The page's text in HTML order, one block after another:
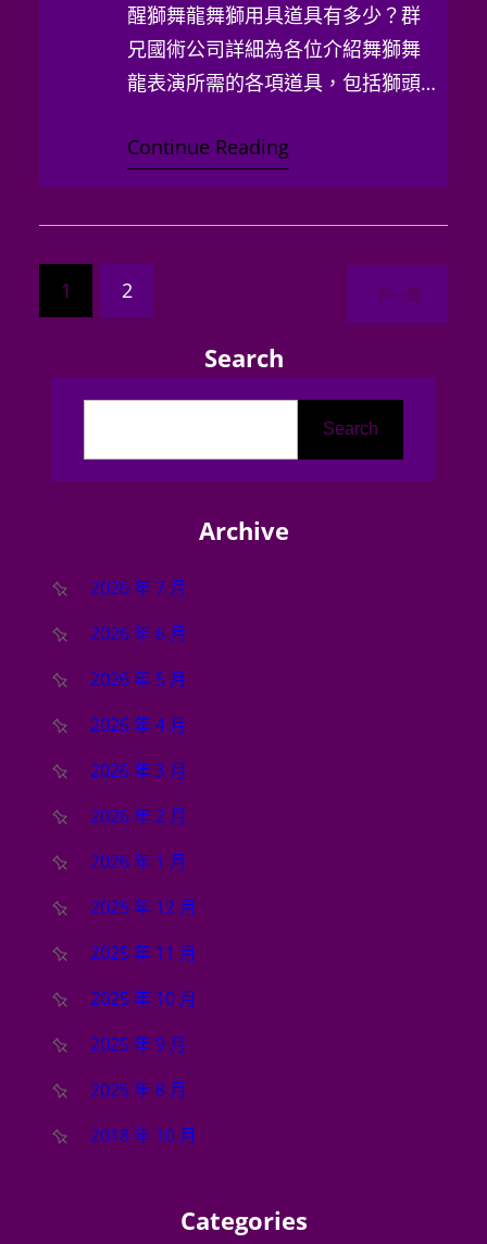
醒獅舞龍舞獅用具道具有多少？群
兄國術公司詳細為各位介紹舞獅舞
龍表演所需的各項道具，包括獅頭
Continue Reading
1 2 下一頁
Search
Search
Archive
2026 年 7 月
2026 年 6 月
2026 年 5 月
2026 年 4 月
2026 年 3 月
2026 年 2 月
2026 年 1 月
2025 年 12 月
2025 年 11 月
2025 年 10 月
2025 年 9 月
2025 年 8 月
2018 年 10 月
Categories